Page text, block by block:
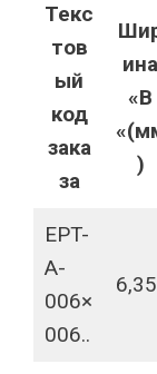
Текс
тов
ый
код
зака
за
ина
«B
)
EPT-
A-
006×
006..
6,35